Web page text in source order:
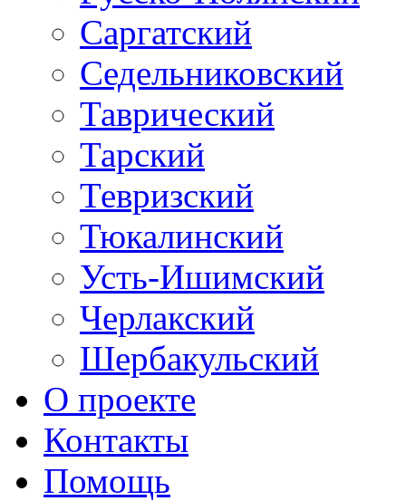
Саргатский
Седельниковский
Таврический
Тарский
Тевризский
Тюкалинский
Усть-Ишимский
Черлакский
Шербакульский
О проекте
Контакты
Помощь